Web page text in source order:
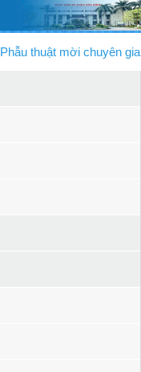
Phẫu thuật mời chuyên